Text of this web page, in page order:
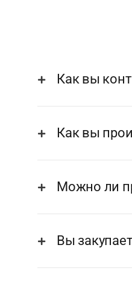
Как вы
Как вы
Можно ли
Вы